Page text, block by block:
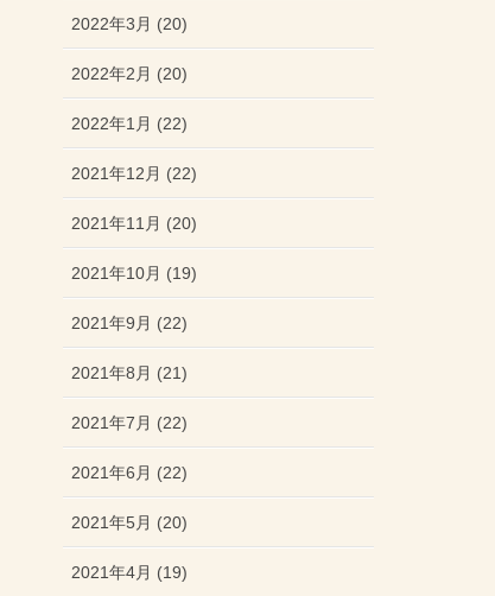
2022年3月 (20)
2022年2月 (20)
2022年1月 (22)
2021年12月 (22)
2021年11月 (20)
2021年10月 (19)
2021年9月 (22)
2021年8月 (21)
2021年7月 (22)
2021年6月 (22)
2021年5月 (20)
2021年4月 (19)